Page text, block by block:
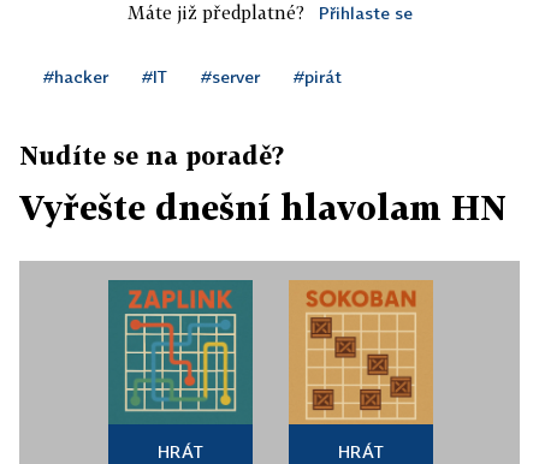
Máte již předplatné? Přihlaste se
#hacker #IT #server #pirát
Nudíte se na poradě?
Vyřešte dnešní hlavolam HN
HRÁT HRÁT